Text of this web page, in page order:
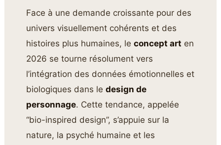
Face à une demande croissante pour des
univers visuellement cohérents et des
histoires plus humaines, leconcept art en
2026 se tourne résolument vers
l’intégration des données émotionnelles et
biologiques dans ledesign de
personnage. Cette tendance, appelée
“bio-inspired design”, s’appuie sur la
nature, la psyché humaine et les